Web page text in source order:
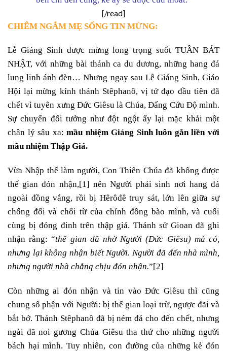
[/read]
CHIÊM NGẮM MẸ SỐNG TIN MỪNG:
Lễ Giáng Sinh được mừng long trọng suốt TUẦN BÁT
NHẬT, với những bài thánh ca du dương, những hang đá
lung linh ánh đèn… Nhưng ngay sau Lễ Giáng Sinh, Giáo
Hội lại mừng kính thánh Stêphanô, vị tử đạo đầu tiên đã
chết vì tuyên xưng Đức Giêsu là Chúa, Đấng Cứu Độ mình.
Sự chuyển đổi tưởng như đột ngột ấy lại mặc khải một
chân lý sâu xa:mầu nhiệm Giáng Sinh luôn gắn liền với
mầu nhiệm Thập Giá.
Vừa Nhập thể làm người, Con Thiên Chúa đã không được
thế gian đón nhận,[1] nên Người phải sinh nơi hang đá
ngoài đồng vắng, rồi bị Hêrôđê truy sát, lớn lên giữa sự
chống đối và chối từ của chính đồng bào mình, và cuối
cùng bị đóng đinh trên thập giá. Thánh sử Gioan đã ghi
nhận rằng: “thế gian đã nhờ Người (Đức Giêsu) mà có,
nhưng lại không nhận biết Người. Người đã đến nhà mình,
nhưng người nhà chẳng chịu đón nhận.”[2]
Còn những ai đón nhận và tin vào Đức Giêsu thì cũng
chung số phận với Người: bị thế gian loại trừ, ngược đãi và
bắt bớ. Thánh Stêphanô đã bị ném đá cho đến chết, nhưng
ngài đã noi gương Chúa Giêsu tha thứ cho những người
bách hại mình. Tuy nhiên, con đường của những kẻ đón